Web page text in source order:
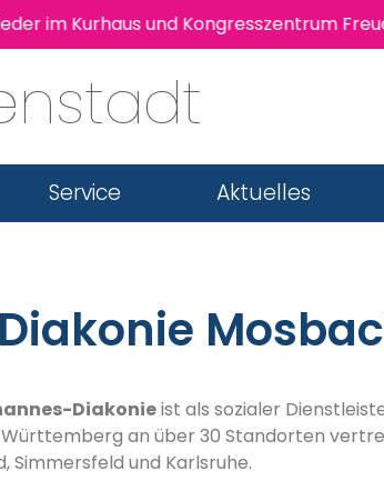
im Kurhaus und Kongresszentrum
Service Aktuelles
Diakonieist als sozialer
an über 30 Standorten
Simmersfeld und Karlsruhe.